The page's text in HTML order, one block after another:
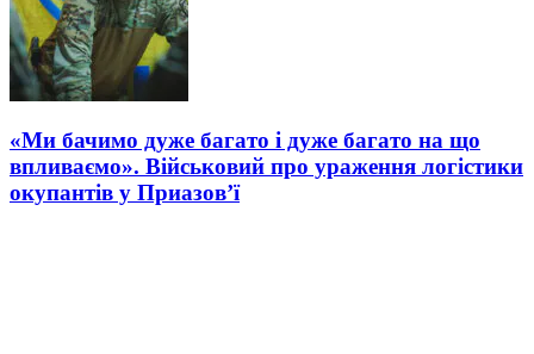
«Ми бачимо дуже багато і дуже багато на що
впливаємо». Військовий про ураження логістики
окупантів у Приазов’ї